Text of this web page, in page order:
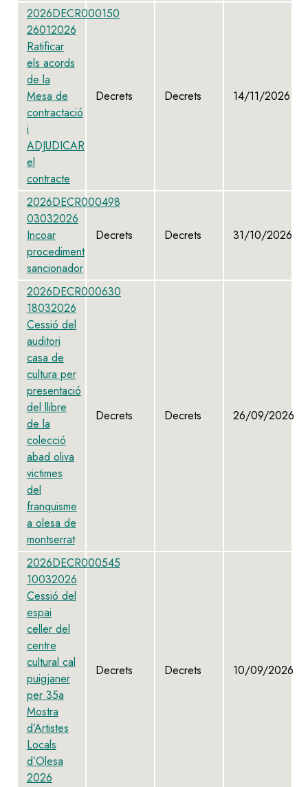
2026DECR000150
26012026
Ratificar
els acords
de la
Mesa de
contractació
i
ADJUDICAR
el
contracte
Decrets Decrets 14/11/2026
2026DECR000498
03032026
Incoar
procediment
sancionador
Decrets Decrets 31/10/2026
2026DECR000630
18032026
Cessió del
auditori
casa de
cultura per
presentació
del llibre
de la
colecció
abad oliva
victimes
del
franquisme
a olesa de
montserrat
Decrets Decrets 26/09/2026
2026DECR000545
10032026
Cessió del
espai
celler del
centre
cultural cal
puigjaner
per 35a
Mostra
d’Artistes
Locals
d’Olesa
2026
Decrets Decrets 10/09/2026